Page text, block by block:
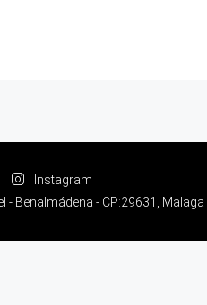
Instagram
Benalmádena - CP:29631, Malaga